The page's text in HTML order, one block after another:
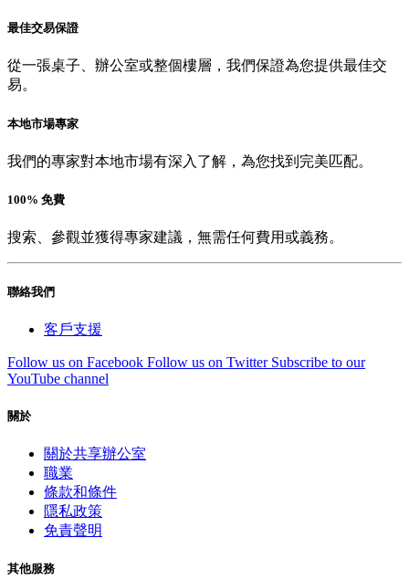
最佳交易保證
從一張桌子、辦公室或整個樓層，我們保證為您提供最佳交
易。
本地市場專家
我們的專家對本地市場有深入了解，為您找到完美匹配。
100% 免費
搜索、參觀並獲得專家建議，無需任何費用或義務。
聯絡我們
客戶支援
Follow us on Facebook Follow us on Twitter Subscribe to our
YouTube channel
關於
關於共享辦公室
職業
條款和條件
隱私政策
免責聲明
其他服務